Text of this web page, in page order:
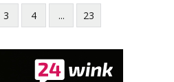
3 4 ... 23